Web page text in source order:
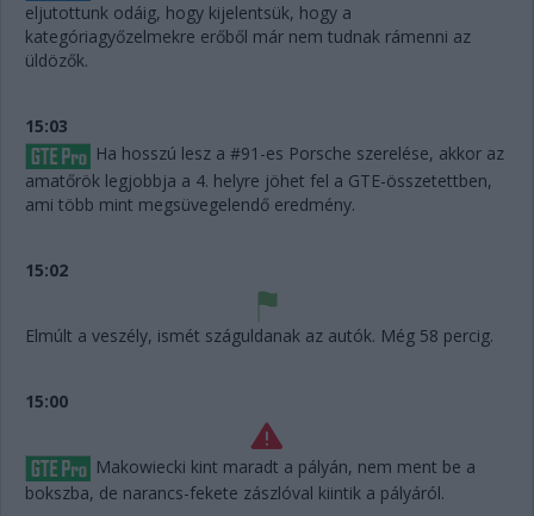
eljutottunk odáig, hogy kijelentsük, hogy a
kategóriagyőzelmekre erőből már nem tudnak rámenni az
üldözők.
15:03
Ha hosszú lesz a #91-es Porsche szerelése, akkor az
amatőrök legjobbja a 4. helyre jöhet fel a GTE-összetettben,
ami több mint megsüvegelendő eredmény.
15:02
Elmúlt a veszély, ismét száguldanak az autók. Még 58 percig.
15:00
Makowiecki kint maradt a pályán, nem ment be a
bokszba, de narancs-fekete zászlóval kiintik a pályáról.